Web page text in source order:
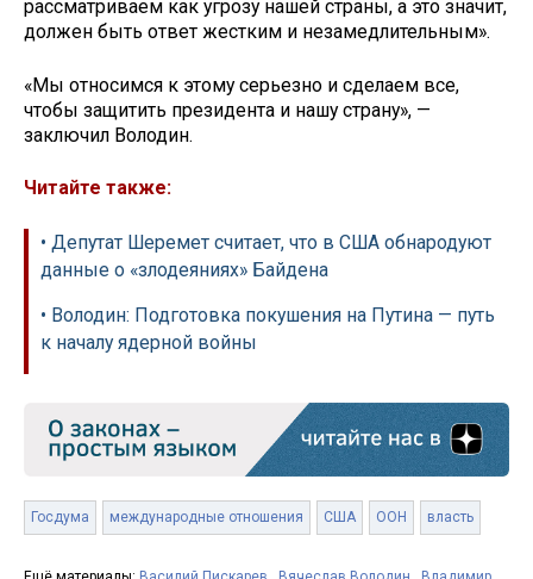
рассматриваем как угрозу нашей страны, а это значит,
должен быть ответ жестким и незамедлительным».
«Мы относимся к этому серьезно и сделаем все,
чтобы защитить президента и нашу страну», —
заключил Володин.
Читайте также:
• Депутат Шеремет считает, что в США обнародуют
данные о «злодеяниях» Байдена
• Володин: Подготовка покушения на Путина — путь
к началу ядерной войны
Госдума международные отношения США ООН власть